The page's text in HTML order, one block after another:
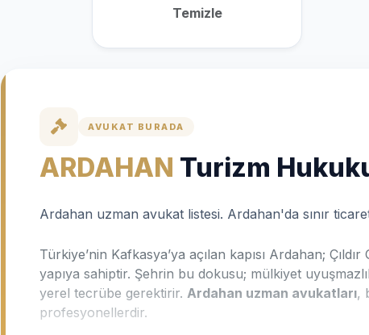
Temizle
AVUKAT BURADA
ARDAHAN Turizm
Ardahan uzman avukat listesi. Ardahan'da sınır
Türkiye’nin Kafkasya’ya açılan kapısı Ardahan;
yapıya sahiptir. Şehrin bu dokusu; mülkiyet
yerel tecrübe gerektirir. Ardahan uzman avukatları,
profesyonellerdir.